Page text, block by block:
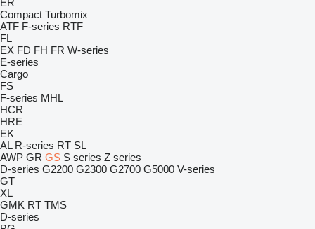
ER
Compact Turbomix
ATF F-series RTF
FL
EX FD FH FR W-series
E-series
Cargo
FS
F-series MHL
HCR
HRE
EK
AL R-series RT SL
AWP GR GS S series Z series
D-series G2200 G2300 G2700 G5000 V-series
GT
XL
GMK RT TMS
D-series